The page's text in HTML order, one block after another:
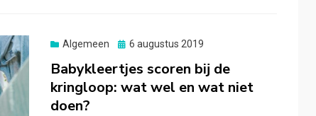
Algemeen
Posted
6 augustus 2019
Babykleertjes scoren bij de
kringloop: wat wel en wat niet
doen?